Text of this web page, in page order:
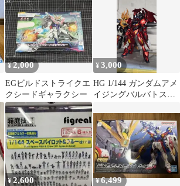
¥2,000
EGビルドストライクエ
クシードギャラクシー
¥3,000
HG 1/144 ガンダムアメ
イジングバルバトスル
¥2,600 ¥6,499